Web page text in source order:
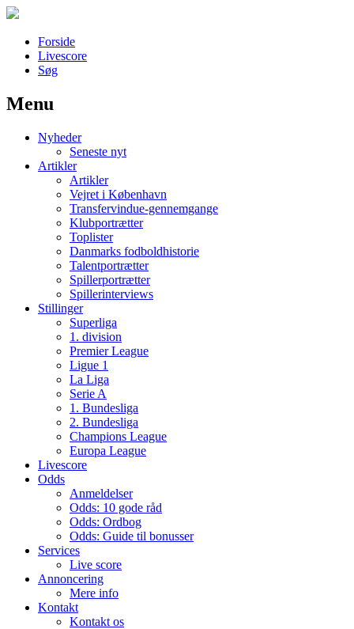
Forside
Livescore
Søg
Наши партнеры
лучшие займы
Menu
Nyheder
Seneste nyt
Artikler
Artikler
Vejret i København
Transfervindue-gennemgange
Klubportrætter
Toplister
Danmarks fodboldhistorie
Talentportrætter
Spillerportrætter
Spillerinterviews
Stillinger
Superliga
1. division
Premier League
Ligue 1
La Liga
Serie A
1. Bundesliga
2. Bundesliga
Champions League
Europa League
Livescore
Odds
Anmeldelser
Odds: 10 gode råd
Odds: Ordbog
Odds: Guide til bonusser
Services
Live score
Annoncering
Mere info
Kontakt
Kontakt os